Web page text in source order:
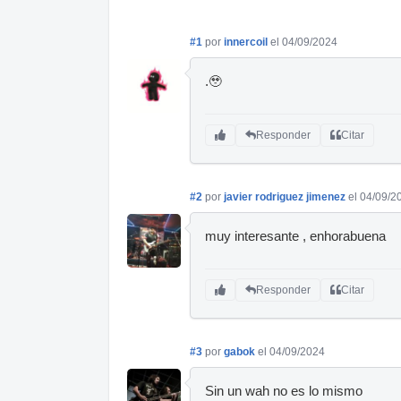
#1 por innercoil el 04/09/2024
.🥹
Responder Citar
#2 por javier rodriguez jimenez el 04/09/
muy interesante , enhorabuena
Responder Citar
#3 por gabok el 04/09/2024
Sin un wah no es lo mismo